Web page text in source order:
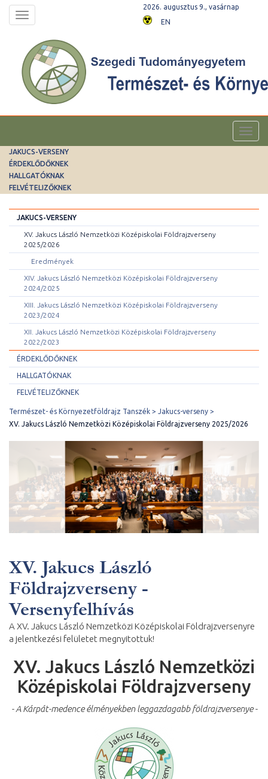
Toggle
navigation
2026. augusztus 9., vasárnap
EN
JAKUCS-VERSENY
ÉRDEKLŐDŐKNEK
HALLGATÓKNAK
FELVÉTELIZŐKNEK
JAKUCS-VERSENY
XV. Jakucs László Nemzetközi Középiskolai Földrajzverseny
2025/2026
Eredmények
XIV. Jakucs László Nemzetközi Középiskolai Földrajzverseny
2024/2025
XIII. Jakucs László Nemzetközi Középiskolai Földrajzverseny
2023/2024
XII. Jakucs László Nemzetközi Középiskolai Földrajzverseny
2022/2023
ÉRDEKLŐDŐKNEK
HALLGATÓKNAK
FELVÉTELIZŐKNEK
Természet- és Környezetföldrajz Tanszék
Jakucs-verseny
XV. Jakucs László Nemzetközi Középiskolai Földrajzverseny 2025/2026
XV. Jakucs László
Földrajzverseny -
Versenyfelhívás
A XV. Jakucs László Nemzetközi Középiskolai Földrajzversenyre
a jelentkezési felületet megnyitottuk!
XV. Jakucs László Nemzetközi
Középiskolai Földrajzverseny
-A Kárpát-medence élményekben leggazdagabb földrajzversenye-